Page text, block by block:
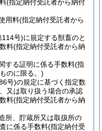
(指定納付受託者から納付
用料(指定納付受託者から
114号)に規定する獣畜のと
料(指定納付受託者から納
する証明に係る手数料(指
のに限る。)
号)の規定に基づく指定数
又は取り扱う場合の承認
料(指定納付受託者から納
所、貯蔵所又は取扱所の
に係る手数料(指定納付受